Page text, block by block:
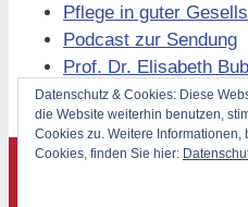
Pflege in guter
Podcast zur Sendung
Prof. Dr. Elisabeth
Volkssolidarität Berlin
Forschungsinstitut
Datenschutz & Cookies: Diese
die Website weiterhin benutzen,
Cookies zu. Weitere
Cookies, finden Sie hier: